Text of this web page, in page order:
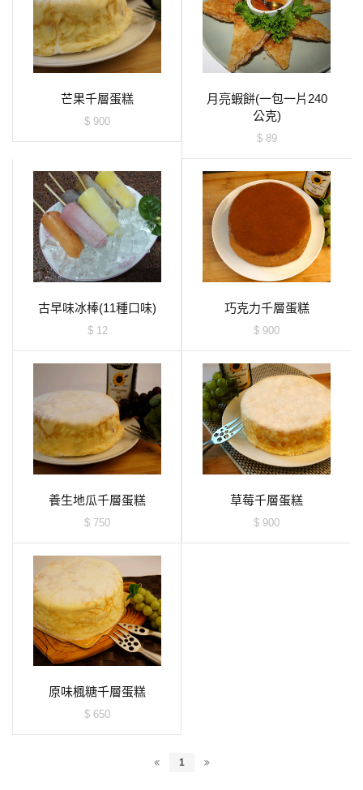
芒果千層蛋糕
$ 900
月亮蝦餅(一包一片240
公克)
$ 89
古早味冰棒(11種口味)
$ 12
巧克力千層蛋糕
$ 900
養生地瓜千層蛋糕
$ 750
草莓千層蛋糕
$ 900
原味楓糖千層蛋糕
$ 650
1